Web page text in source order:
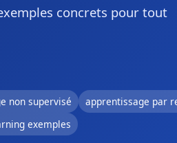
concrets pour tout
non supervisé apprentissage par
exemples